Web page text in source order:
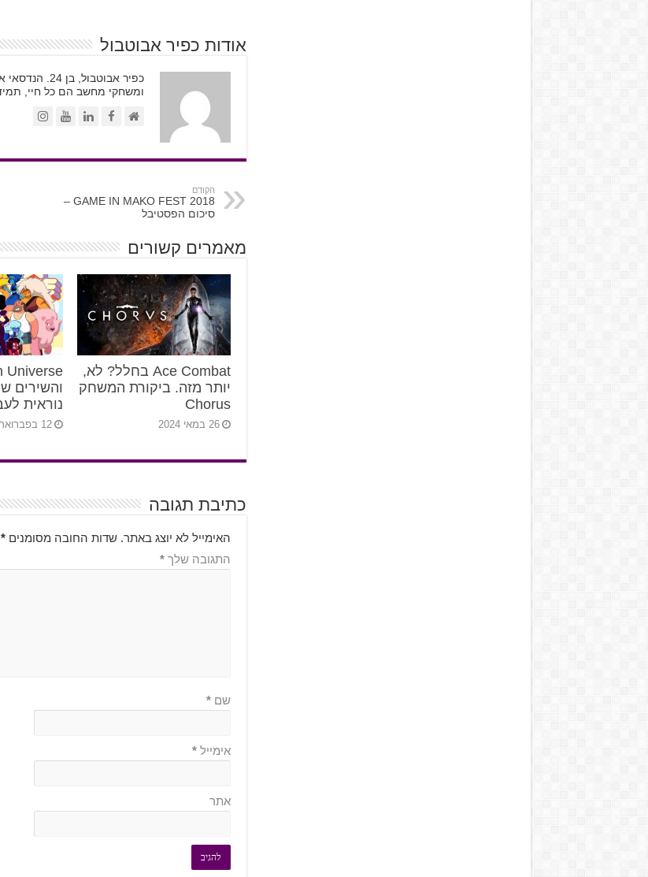
אודות כפיר אבוטבול
כפיר
ומשחקי מחשב הם כל חיי,
הקודם
GAME IN MAKO FEST 2018 –
סיכום הפסטיבל
מאמרים קשורים
Ace Combat בחלל? לא,
יותר מזה. ביקורת המשחק
Chorus
26 במאי 2024
Universe
והשירים
נוראית
12 בפברואר 2024
כתיבת תגובה
האימייל לא יוצג באתר. שדות החובה מסומנים*
התגובה שלך*
שם*
אימייל*
אתר